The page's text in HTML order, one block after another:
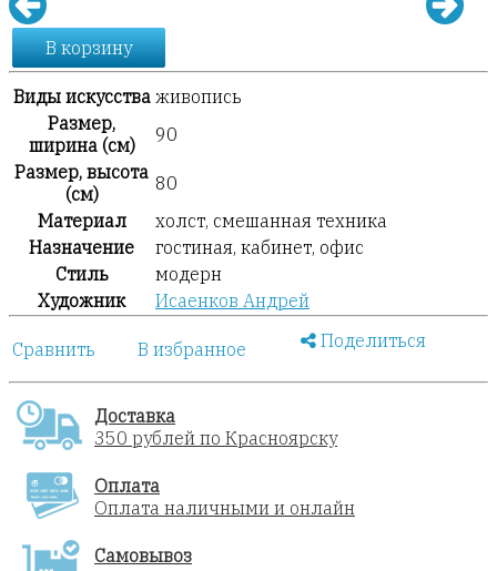
В корзину
Виды искусства живопись
Размер,
ширина (см)
90
Размер, высота
(см)
80
Материал
холст, смешанная техника
Назначение
гостиная, кабинет, офис
Стиль
модерн
Художник
Исаенков Андрей
Сравнить В избранное Поделиться
Доставка
350 рублей по Красноярску
Оплата
Оплата наличными и онлайн
Самовывоз